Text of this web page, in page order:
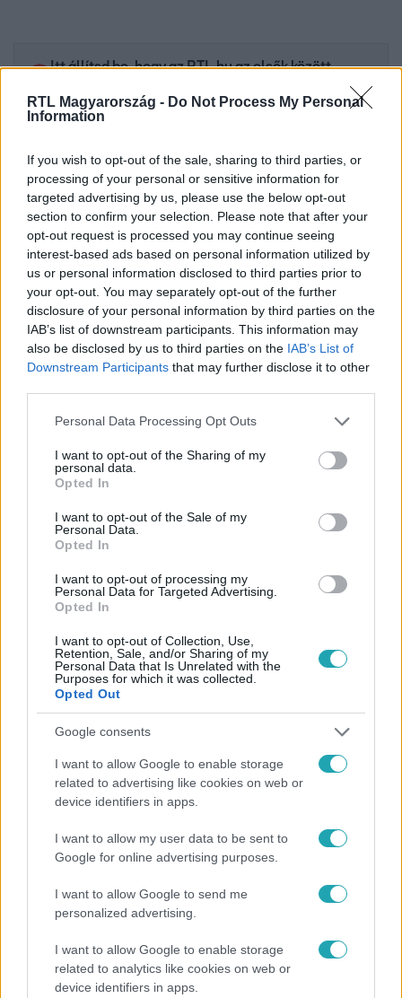
RTL Magyarország - Do Not Process My Personal
Information
If you wish to opt-out of the sale, sharing to third parties, or
processing of your personal or sensitive information for
targeted advertising by us, please use the below opt-out
section to confirm your selection. Please note that after your
opt-out request is processed you may continue seeing
interest-based ads based on personal information utilized by
us or personal information disclosed to third parties prior to
your opt-out. You may separately opt-out of the further
disclosure of your personal information by third parties on the
IAB’s list of downstream participants. This information may
also be disclosed by us to third parties on the IAB’s List of
Downstream Participants that may further disclose it to other
Please note that this website/app uses one or more Google
not limited to your visit or usage behaviour. You may click to
grant or deny consent to Google and its third-party tags to
use your data for below specified purposes in below Google
consent section.
Personal Data Processing Opt Outs
I want to opt-out of the Sharing of my
personal data.
Opted In
I want to opt-out of the Sale of my
Personal Data.
Opted In
I want to opt-out of processing my
Personal Data for Targeted Advertising.
Opted In
I want to opt-out of Collection, Use,
Retention, Sale, and/or Sharing of my
Personal Data that Is Unrelated with the
Purposes for which it was collected.
Opted Out
Google consents
I want to allow Google to enable storage
related to advertising like cookies on web or
device identifiers in apps.
I want to allow my user data to be sent to
Google for online advertising purposes.
I want to allow Google to send me
personalized advertising.
I want to allow Google to enable storage
related to analytics like cookies on web or
device identifiers in apps.
Itt állítsd be, hogy az RTL.hu az elsők között
Kövess minket, és értesülj a friss hírekről a
Facebookon is!
MEGÁLLAPODÁS
Népszerű